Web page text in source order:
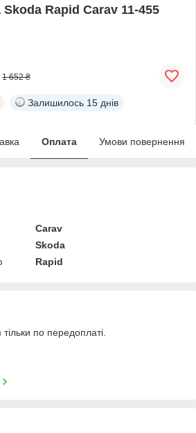
Skoda Rapid Carav 11-455
1 652 ₴
Залишилось 15 днів
Оплата Умови повернення
Carav
Skoda
Rapid
по передоплаті.